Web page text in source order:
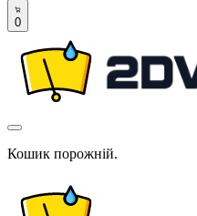
0
Кошик порожній.